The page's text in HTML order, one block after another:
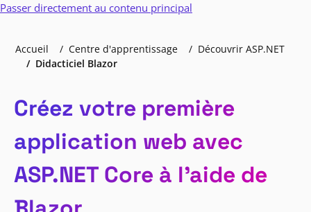
Passer directement au contenu principal
Accueil Centre d'apprentissage
Découvrir ASP.NET
Didacticiel Blazor
Créez votre première
application web avec
ASP.NET Core à l’aide de